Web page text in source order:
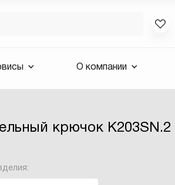
О компании
крючок K203SN.2
для